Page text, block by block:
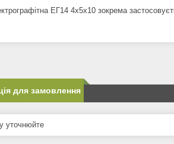
ЕГ14 4х5х10 зокрема
для замовлення
уточнюйте